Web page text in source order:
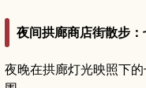
夜间拱廊商店街散步
夜晚在拱廊灯光映照下